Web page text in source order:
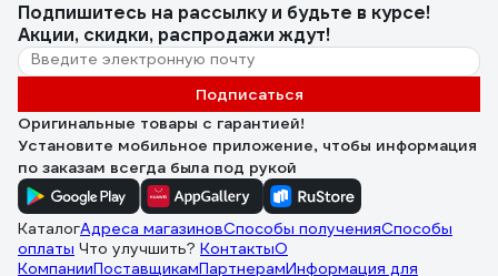
Подпишитесь на рассылкуи будьте в курсе!
Акции, скидки, распродажи ждут!
Подписаться
Оригинальные товары с гарантией!
Установите мобильное приложение, чтобы информация
по заказам всегда была под рукой
КаталогАдреса магазиновСпособы полученияСпособы
оплаты Что улучшить? КонтактыО
КомпанииПоставщикамПартнерамИнформация для